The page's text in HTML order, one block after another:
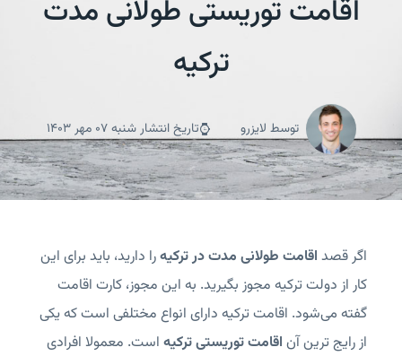
اقامت توریستی طولانی‌ مدت
ترکیه
توسط لایزرو تاریخ انتشار شنبه 07 مهر 1403
اگر قصد اقامت طولانی مدت در ترکیهرا دارید، باید برای این
کار از دولت ترکیه مجوز بگیرید. به این مجوز، کارت اقامت
گفته می‌شود. اقامت ترکیه دارای انواع مختلفی است که یکی
از رایج ترین آن اقامت توریستی ترکیه است. معمولا افرادی